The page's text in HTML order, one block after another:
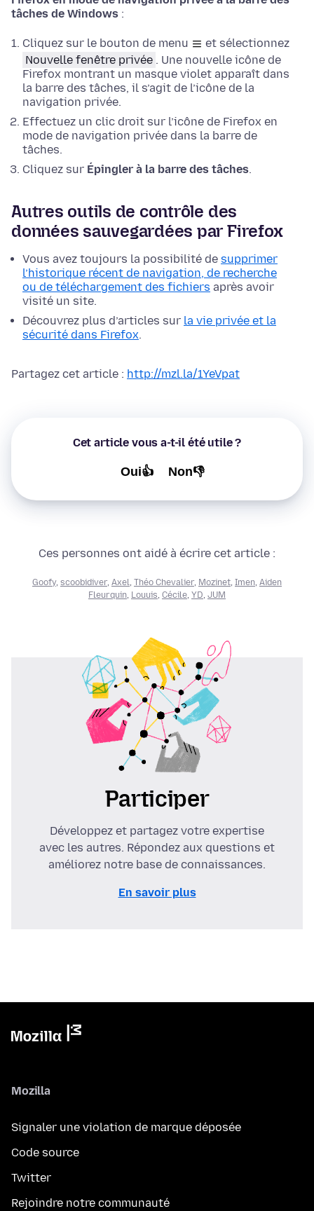
tâches de Windows :
Cliquez sur le bouton de menu
et sélectionnez
Nouvelle fenêtre privée . Une nouvelle icône de
Firefox montrant un masque violet apparaît dans
la barre des tâches, il s’agit de l’icône de la
navigation privée.
Effectuez un clic droit sur l’icône de Firefox en
mode de navigation privée dans la barre de
tâches.
Cliquez sur Épingler à la barre des tâches.
Autres outils de contrôle des
données sauvegardées par Firefox
Vous avez toujours la possibilité de supprimer
l’historique récent de navigation, de recherche
ou de téléchargement des fichiers après avoir
visité un site.
Découvrez plus d’articles sur la vie privée et la
sécurité dans Firefox.
Partagez cet article : http://mzl.la/1YeVpat
Cet article vous a-t-il été utile ?
Oui👍 Non👎
Ces personnes ont aidé à écrire cet article :
Goofy, scoobidiver, Axel Théo Chevalier, Mozinet Imen Aiden
Fleurquin Louuis Cécile YD JUM
Participer
Développez et partagez votre expertise
avec les autres. Répondez aux questions et
améliorez notre base de connaissances.
En savoir plus
Mozilla
Signaler une violation de marque déposée
Code source
Twitter
Rejoindre notre communauté